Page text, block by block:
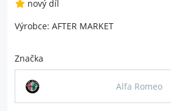
nový díl
Výrobce: AFTER MARKET
Značka
Alfa Romeo